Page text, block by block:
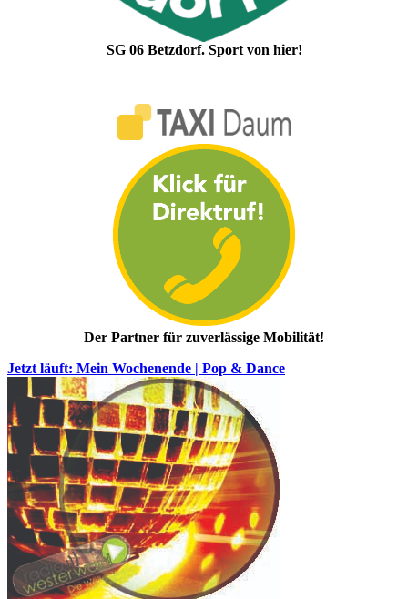
SG 06 Betzdorf. Sport von hier!
Der Partner für zuverlässige Mobilität!
Jetzt läuft: Mein Wochenende | Pop & Dance